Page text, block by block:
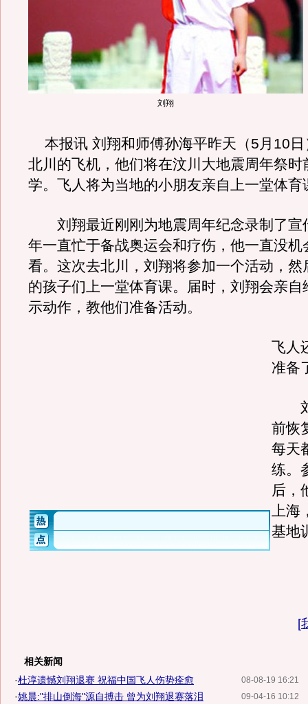
刘翔
本报讯 刘翔和师傅孙海平昨天（5月10日
北川的飞机，他们将在汶川大地震周年祭时
学。飞人将为当地的小朋友亲自上一堂体育
刘翔最近刚刚为地震周年纪念录制了宣
年一直忙于备战奥运会和疗伤，他一直没机
看。这次去北川，刘翔将参加一个活动，然
的孩子们上一堂体育课。届时，刘翔会亲自
示动作，教他们准备活动。
飞人
准备
刘
前恢
每天
练。
后，
上海
基地
[
相关新闻
08-08-19 16:21
·杜淳遗憾刘翔退赛 祝福中国飞人伤势痊愈
09-04-16 10:12
·姚晨:"排山倒海"源自搏击 曾为刘翔退赛落泪